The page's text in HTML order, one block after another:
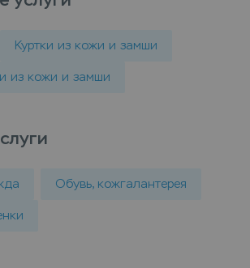
Куртки из кожи и замши
из кожи и замши
Обувь, кожгалантерея